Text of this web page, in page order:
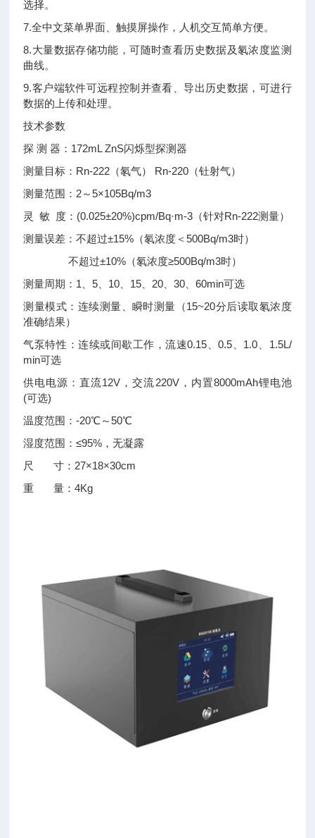
选择。
7.全中文菜单界面、触摸屏操作，人机交互简单方便。
8.大量数据存储功能，可随时查看历史数据及氡浓度监测
曲线。
9.客户端软件可远程控制并查看、导出历史数据，可进行
数据的上传和处理。
技术参数
探 测 器：172mL ZnS闪烁型探测器
测量目标：Rn-222（氡气） Rn-220（钍射气）
测量范围：2～5×105Bq/m3
灵 敏 度：(0.025±20%)cpm/Bq·m-3（针对Rn-222测量）
测量误差：不超过±15%（氡浓度＜500Bq/m3时）
不超过±10%（氡浓度≥500Bq/m3时）
测量周期：1、5、10、15、20、30、60min可选
测量模式：连续测量、瞬时测量（15~20分后读取氡浓度
准确结果）
气泵特性：连续或间歇工作，流速0.15、0.5、1.0、1.5L/
min可选
供电电源：直流12V，交流220V，内置8000mAh锂电池
(可选)
温度范围：-20℃～50℃
湿度范围：≤95%，无凝露
尺 寸：27×18×30cm
重 量：4Kg